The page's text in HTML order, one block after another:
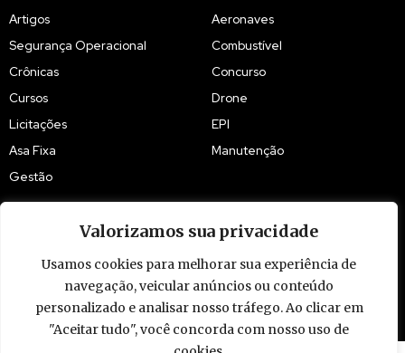
Valorizamos sua privacidade
Usamos cookies para melhorar sua experiência de
navegação, veicular anúncios ou conteúdo
personalizado e analisar nosso tráfego. Ao clicar em
"Aceitar tudo", você concorda com nosso uso de
Artigos
Segurança Operacional
Crônicas
Cursos
Licitações
Asa Fixa
Gestão
Aeronaves
Combustível
Concurso
Drone
EPI
Manutenção
© 2009 - 2026 Piloto Policial. Todos os direitos reservados. Brasil.